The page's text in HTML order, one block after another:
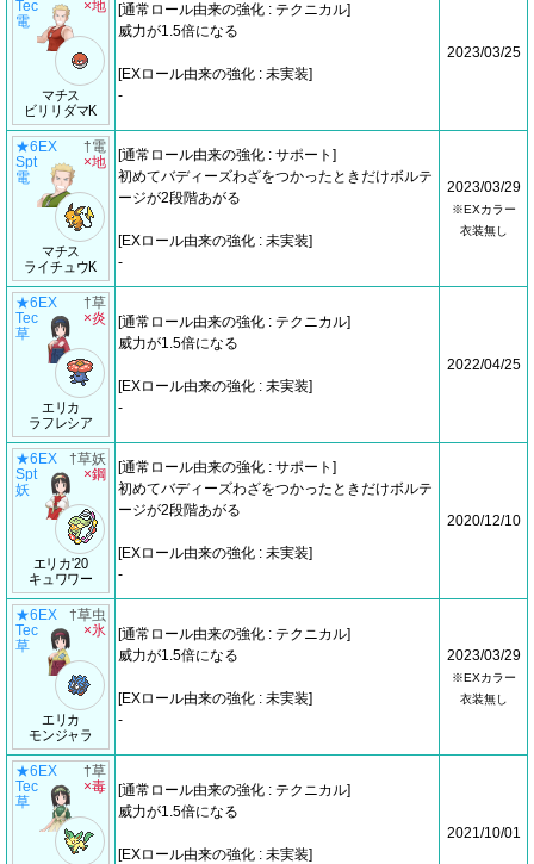
Tec
電
マチス
ビリリダマK
×地
[通常ロール由来の強化 : テクニカル]
威力が1.5倍になる
[EXロール由来の強化 : 未実装]
-
2023/03/25
★6EX
Spt
電
マチス
ライチュウK
†電
×地
[通常ロール由来の強化 : サポート]
初めてバディーズわざをつかったときだけボルテ
ージが2段階あがる
[EXロール由来の強化 : 未実装]
-
2023/03/29
※EXカラー
衣装無し
★6EX
Tec
草
エリカ
ラフレシア
†草
×炎
[通常ロール由来の強化 : テクニカル]
威力が1.5倍になる
[EXロール由来の強化 : 未実装]
-
2022/04/25
★6EX
Spt
妖
エリカ'20
キュワワー
†草妖
×鋼
[通常ロール由来の強化 : サポート]
初めてバディーズわざをつかったときだけボルテ
ージが2段階あがる
[EXロール由来の強化 : 未実装]
-
2020/12/10
★6EX
Tec
草
エリカ
モンジャラ
†草虫
×氷
[通常ロール由来の強化 : テクニカル]
威力が1.5倍になる
[EXロール由来の強化 : 未実装]
-
2023/03/29
※EXカラー
衣装無し
★6EX
Tec
草
†草
×毒
[通常ロール由来の強化 : テクニカル]
威力が1.5倍になる
[EXロール由来の強化 : 未実装]
2021/10/01